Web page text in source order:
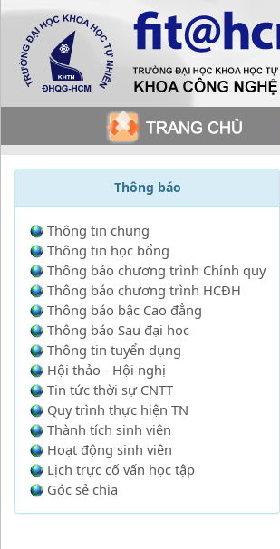
Thông báo
Thông tin chung
Thông tin học bổng
Thông báo chương trình Chính quy
Thông báo chương trình HCĐH
Thông báo bậc Cao đẳng
Thông báo Sau đại học
Thông tin tuyển dụng
Hội thảo - Hội nghị
Tin tức thời sự CNTT
Quy trình thực hiện TN
Thành tích sinh viên
Hoạt động sinh viên
Lịch trực cố vấn học tập
Góc sẻ chia